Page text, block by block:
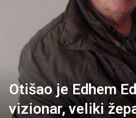
Otišao je Edhem
vizionar, veliki